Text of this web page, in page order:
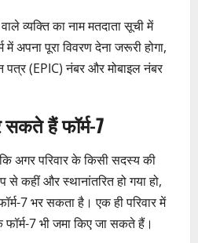
व्यक्ति का नाम मतदाता सूची में
में अपना पूरा विवरण देना जरूरी होगा,
पत्र (EPIC) नंबर और मोबाइल नंबर
हैं फॉर्म-7
अगर परिवार के किसी सदस्य की
से कहीं और स्थानांतरित हो गया हो,
7 भर सकता है। एक ही परिवार में
7 भी जमा किए जा सकते हैं।